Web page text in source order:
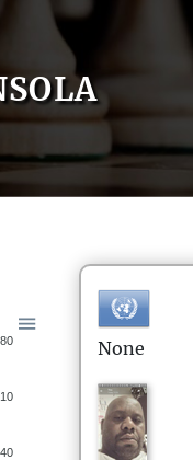
None